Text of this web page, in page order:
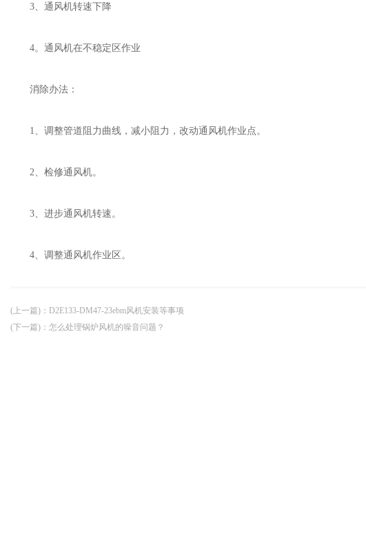
3、通风机转速下降
4。通风机在不稳定区作业
消除办法：
1、调整管道阻力曲线，减小阻力，改动通风机作业点。
2、检修通风机。
3、进步通风机转速。
4、调整通风机作业区。
(上一篇) ： D2E133-DM47-23ebm风机安装等事项
(下一篇) ： 怎么处理锅炉风机的噪音问题？